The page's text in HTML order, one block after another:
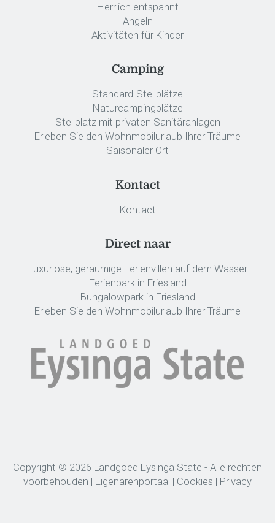
Herrlich entspannt
Angeln
Aktivitäten für Kinder
Camping
Standard-Stellplätze
Naturcampingplätze
Stellplatz mit privaten Sanitäranlagen
Erleben Sie den Wohnmobilurlaub Ihrer Träume
Saisonaler Ort
Kontact
Kontact
Direct naar
Luxuriöse, geräumige Ferienvillen auf dem Wasser
Ferienpark in Friesland
Bungalowpark in Friesland
Erleben Sie den Wohnmobilurlaub Ihrer Träume
Copyright © 2026 Landgoed Eysinga State - Alle rechten
voorbehouden | Eigenarenportaal | Cookies | Privacy